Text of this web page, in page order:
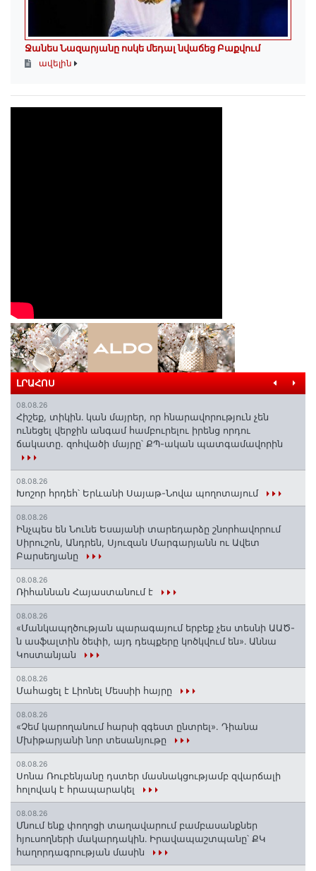
Ջանես Նազարյանը ոսկե մեդալ նվաճեց Բաքվում
ավելին
ԼՐԱՀՈՍ
08.08.26
Հիշեք, տիկին․ կան մայրեր, որ հնարավորություն չեն
ունեցել վերջին անգամ համբուրելու իրենց որդու
ճակատը. զոհվածի մայրը՝ ՔՊ-ական պատգամավորին
08.08.26
Խոշոր հրդեհ՝ Երևանի Սայաթ-Նովա պողոտայում
08.08.26
Ինչպես են Նունե Եսայանի տարեդարձը շնորհավորում
Սիրուշոն, Անդրեն, Սյուզան Մարգարյանն ու Ավետ
Բարսեղյանը
08.08.26
Ռիհաննան Հայաստանում է
08.08.26
«Մանկապղծության պարագայում երբեք չես տեսնի ԱԱԾ-
ն ասֆալտին ծեփի, այդ դեպքերը կոծկվում են»․ Աննա
Կոստանյան
08.08.26
Մահացել է Լիոնել Մեսսիի հայրը
08.08.26
«Չեմ կարողանում հարսի զգեստ ընտրել». Դիանա
Մխիթարյանի նոր տեսանյութը
08.08.26
Սոնա Ռուբենյանը դստեր մասնակցությամբ զվարճալի
հոլովակ է հրապարակել
08.08.26
Մնում ենք փողոցի տաղավարում բամբասանքներ
հյուսողների մակարդակին․ Իրավապաշտպանը՝ ՔԿ
հաղորդագրության մասին